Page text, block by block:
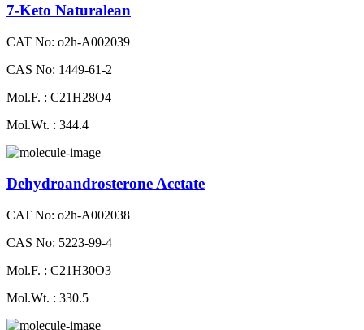
7-Keto Naturalean
CAT No: o2h-A002039
CAS No: 1449-61-2
Mol.F. : C21H28O4
Mol.Wt. : 344.4
Dehydroandrosterone Acetate
CAT No: o2h-A002038
CAS No: 5223-99-4
Mol.F. : C21H30O3
Mol.Wt. : 330.5